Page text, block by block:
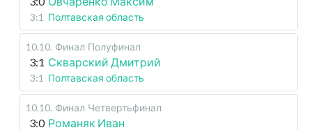
3:1 Полтавская область
10.10. Финал Полуфинал
3:1 Скварский Дмитрий
3:1 Полтавская область
10.10. Финал Четвертьфинал
3:0 Романяк Иван